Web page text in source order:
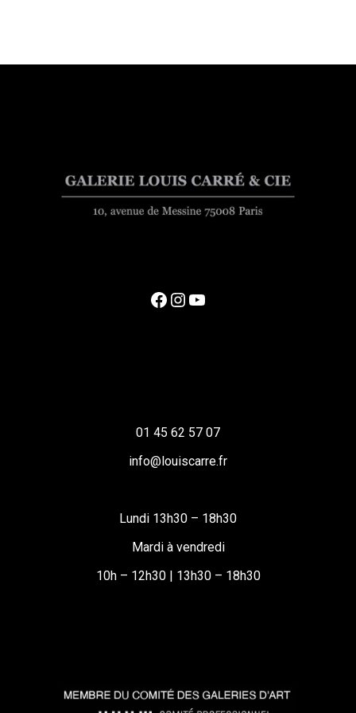
Facebook
Instagram
YouTube
01 45 62 57 07
info@louiscarre.fr
Lundi 13h30 – 18h30
Mardi à vendredi
10h – 12h30 | 13h30 – 18h30